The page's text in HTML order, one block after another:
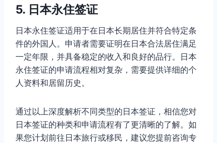
5. 日本永住签证
日本永住签证适用于在日本长期居住并符合特定条
件的外国人。申请者需要证明在日本合法居住满足
一定年限，并具备稳定的收入和良好的品行。日本
永住签证的申请流程相对复杂，需要提供详细的个
人资料和居留历史。
通过以上深度解析不同类型的日本签证，相信您对
日本签证的种类和申请流程有了更清晰的了解。如
果您计划前往日本旅行或移民，建议您提前咨询专